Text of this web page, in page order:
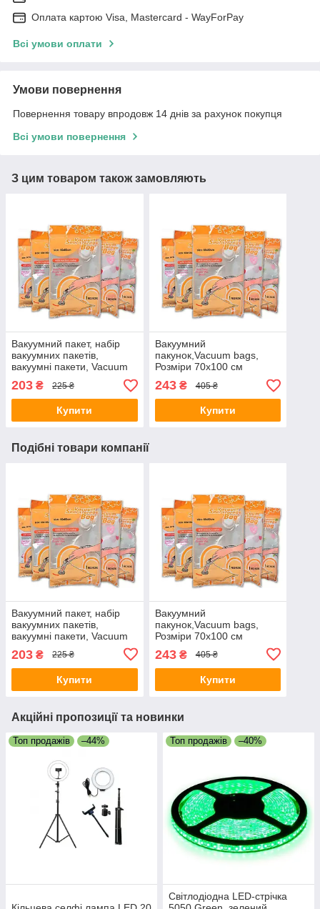
Оплата картою Visa, Mastercard - WayForPay
Всі умови оплати
Умови повернення
Повернення товару впродовж 14 днів за рахунок покупця
Всі умови повернення
З цим товаром також замовляють
Вакуумний пакет, набір
вакуумних пакетів,
вакуумні пакети, Vacuum
203 ₴ 225 ₴
Купити
Вакуумний
пакунок,Vacuum bags,
Розміри 70x100 см
243₴ 405 ₴
Купити
Подібні товари компанії
Вакуумний пакет, набір
вакуумних пакетів,
вакуумні пакети, Vacuum
203 ₴ 225 ₴
Купити
Вакуумний
пакунок,Vacuum bags,
Розміри 70x100 см
243₴ 405 ₴
Купити
Акційні пропозиції та новинки
Топ продажів –44% Топ продажів –40%
Світлодіодна LED-стрічка